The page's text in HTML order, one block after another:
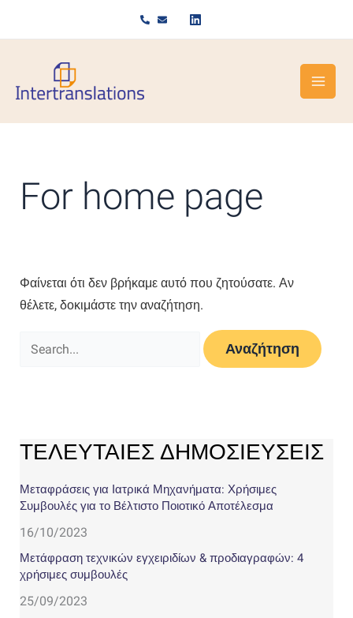
For home page
Φαίνεται ότι δεν βρήκαμε αυτό που ζητούσατε. Αν
θέλετε, δοκιμάστε την αναζήτηση.
Αναζήτηση
ΤΕΛΕΥΤΑΙΕΣ ΔΗΜΟΣΙΕΥΣΕΙΣ
Μεταφράσεις για Ιατρικά Μηχανήματα: Χρήσιμες
Συμβουλές για το Βέλτιστο Ποιοτικό Αποτέλεσμα
16/10/2023
Μετάφραση τεχνικών εγχειριδίων & προδιαγραφών: 4
χρήσιμες συμβουλές
25/09/2023